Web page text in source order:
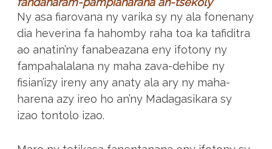
Ny asa fiarovana ny varika sy ny ala fonenany
dia heverina fa hahomby raha toa ka tafiditra
ao anatin’ny fanabeazana eny ifotony ny
fampahalalana ny maha zava-dehibe ny
fisian’izy ireny any anaty ala ary ny maha-
harena azy ireo ho an’ny Madagasikara sy
izao tontolo izao.